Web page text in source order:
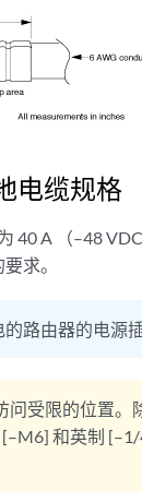
电缆规格
40 A （–48
求。
的路由器的电源
问受限的位置。
和英制